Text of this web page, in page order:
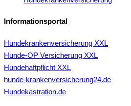
Informationsportal
Hundekrankenversicherung XXL
Hunde-OP Versicherung XXL
Hundehaftpflicht XXL
hunde-krankenversicherung24.de
Hundekastration.de